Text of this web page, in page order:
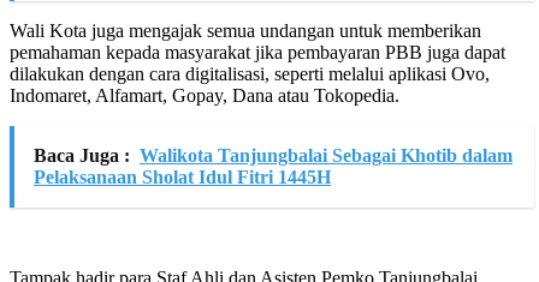
Wali Kota juga mengajak semua undangan untuk memberikan
pemahaman kepada masyarakat jika pembayaran PBB juga dapat
dilakukan dengan cara digitalisasi, seperti melalui aplikasi Ovo,
Indomaret, Alfamart, Gopay, Dana atau Tokopedia.
Baca Juga : Walikota Tanjungbalai Sebagai Khotib dalam
Pelaksanaan Sholat Idul Fitri 1445H